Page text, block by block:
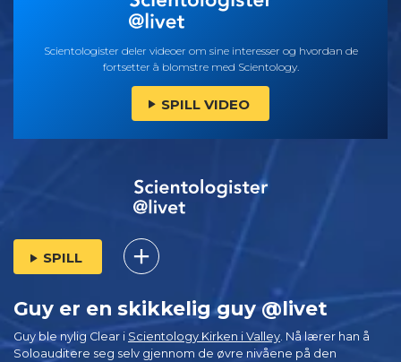
Scientologister deler videoer om sine interesser og hvordan de
fortsetter å blomstre med Scientology.
SPILL VIDEO
SPILL
Guy er en skikkelig guy @livet
Guy ble nylig Clear i Scientology Kirken i Valley. Nå lærer han å
Soloauditere seg selv gjennom de øvre nivåene på den